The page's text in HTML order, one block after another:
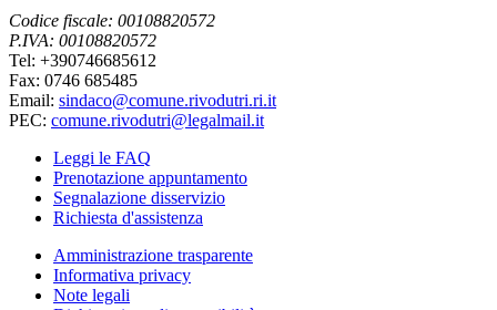
Codice fiscale: 00108820572
P.IVA: 00108820572
Tel: +390746685612
Fax: 0746 685485
Email: sindaco@comune.rivodutri.ri.it
PEC: comune.rivodutri@legalmail.it
Leggi le FAQ
Prenotazione appuntamento
Segnalazione disservizio
Richiesta d'assistenza
Amministrazione trasparente
Informativa privacy
Note legali